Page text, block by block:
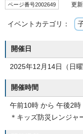
ページ番号2002649 更新
イベントカテゴリ：
開催日
2025年12月14日（日曜
開催時間
午前10時 から 午後2時
＊キッズ防災レンジャ